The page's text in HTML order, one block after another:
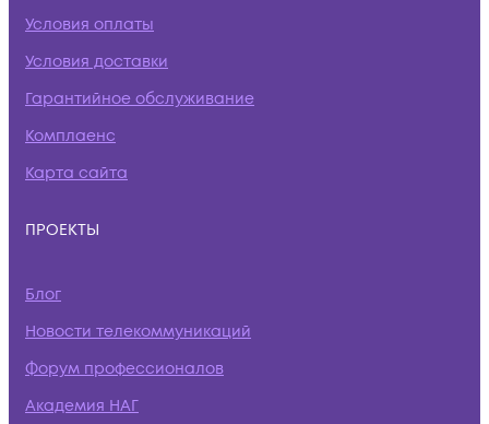
Условия оплаты
Условия доставки
Гарантийное обслуживание
Комплаенс
Карта сайта
ПРОЕКТЫ
Блог
Новости телекоммуникаций
Форум профессионалов
Академия НАГ